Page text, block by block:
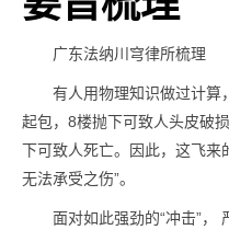
广东法纳川穹律所梳理
有人用物理知识做过计算
起包，8楼抛下可致人头皮破
下可致人死亡。因此，这飞来
无法承受之伤”。
面对如此强劲的“冲击”，